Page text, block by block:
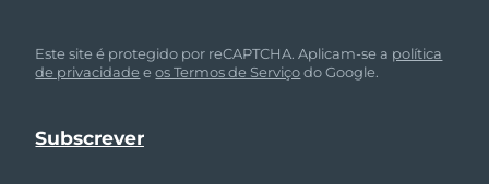
Este site é protegido por reCAPTCHA. Aplicam-se a política
de privacidade eos Termos de Serviçodo Google.